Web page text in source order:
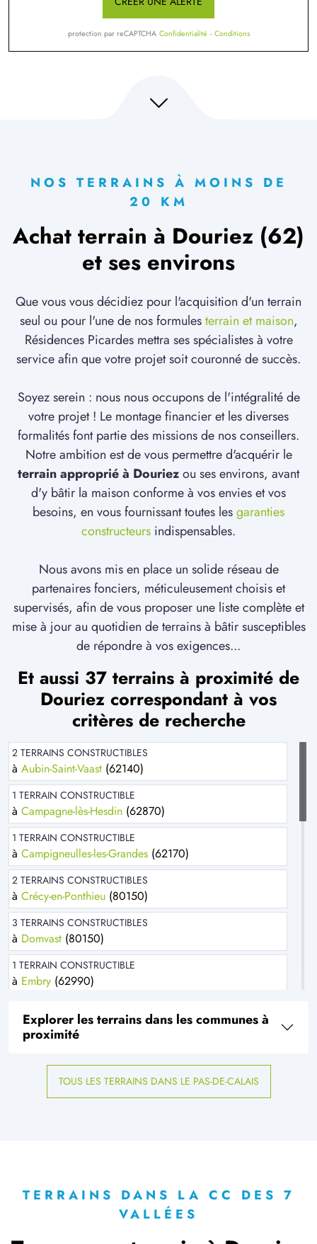
protection par reCAPTCHA Confidentialité - Conditions
NOS TERRAINS À MOINS DE
20 KM
Achat terrain à Douriez (62)
et ses environs
Que vous vous décidiez pour l'acquisition d'un terrain
seul ou pour l'une de nos formulesterrain et maison,
Résidences Picardes mettra ses spécialistes à votre
service afin que votre projet soit couronné de succès.
Soyez serein : nous nous occupons de l'intégralité de
votre projet ! Le montage financier et les diverses
formalités font partie des missions de nos conseillers.
Notre ambition est de vous permettre d'acquérir le
terrain approprié à Douriezou ses environs, avant
d'y bâtir la maison conforme à vos envies et vos
besoins, en vous fournissant toutes lesgaranties
constructeurs indispensables.
Nous avons mis en place un solide réseau de
partenaires fonciers, méticuleusement choisis et
supervisés, afin de vous proposer une liste complète et
mise à jour au quotidien de terrains à bâtir susceptibles
de répondre à vos exigences...
Et aussi 37 terrains à proximité de
Douriez correspondant à vos
critères de recherche
2 TERRAINS CONSTRUCTIBLES
à Aubin-Saint-Vaast (62140)
1 TERRAIN CONSTRUCTIBLE
à Campagne-lès-Hesdin (62870)
1 TERRAIN CONSTRUCTIBLE
à Campigneulles-les-Grandes (62170)
2 TERRAINS CONSTRUCTIBLES
à Crécy-en-Ponthieu (80150)
3 TERRAINS CONSTRUCTIBLES
à Domvast (80150)
1 TERRAIN CONSTRUCTIBLE
à Embry (62990)
Estrées-lès-Crécy(80150)
Forest-l'Abbaye(80150)
Lamotte-Buleux(80150)
1 TERRAIN CONSTRUCTIBLE
Explorer les terrains dans les communes à
proximité
TOUS LES TERRAINS DANS LE PAS-DE-CALAIS
TERRAINS DANS LA CC DES 7
VALLÉES